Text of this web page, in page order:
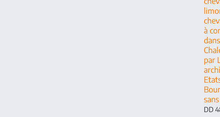
à
par
DD